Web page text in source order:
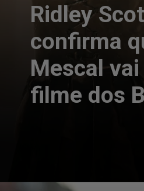
Ridley
confirma
Mescal
filme dos